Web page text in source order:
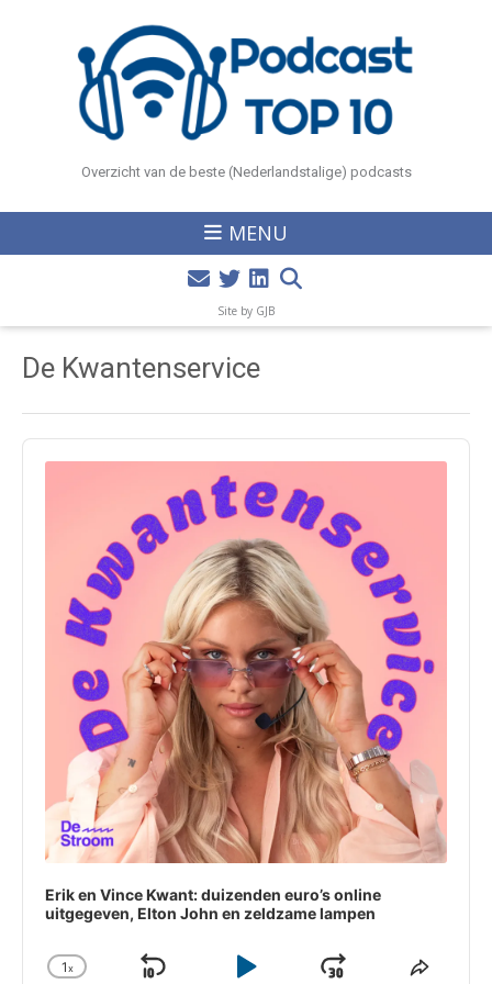
Overzicht van de beste (Nederlandstalige) podcasts
MENU
Site by GJB
De Kwantenservice
Audio
Erik en Vince Kwant: duizenden euro’s online
uitgegeven, Elton John en zeldzame lampen
Change
1x Share